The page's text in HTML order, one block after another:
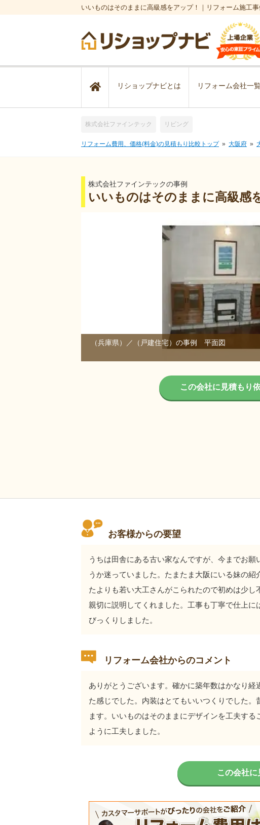
いいものはそのままに高級感をアップ！｜リフォーム施工事
リショップナビとは リフォーム会社一
株式会社ファインテック リビング
リフォーム費用、価格(料金)の見積もり比較トップ 大阪府
株式会社ファインテックの事例
いいものはそのままに高級感
（兵庫県）／（戸建住宅）の事例 平面図
この会社に見積もり
お客様からの要望
うちは田舎にある古い家なんですが、今までお
うか迷っていました。たまたま大阪にいる妹の
たよりも若い大工さんがこられたので初めは少
親切に説明してくれました。工事も丁寧で仕上
びっくりしました。
リフォーム会社からのコメント
ありがとうございます。確かに築年数はかなり
た感じでした。内装はとてもいいつくりでした
ます。いいものはそのままにデザインを工夫す
ように工夫しました。
この会社